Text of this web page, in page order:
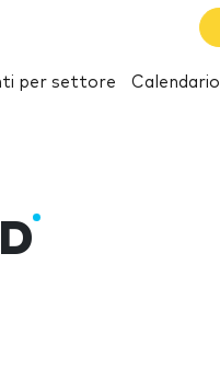
per settore Calendario